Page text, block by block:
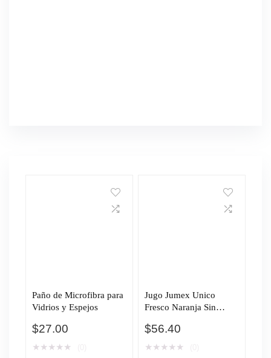
Paño de Microfibra para
Vidrios y Espejos
$27.00
★ ★ ★ ★ ★
Jugo Jumex Unico
Fresco Naranja Sin
$56.40
★ ★ ★ ★ ★